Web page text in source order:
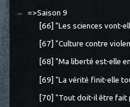
=>Saison 9
[66] "Les sciences vont-
[67] "Culture contre
[68] "Ma liberté est-elle
[69] "La vérité finit-elle
[70] "Tout doit-il être fait